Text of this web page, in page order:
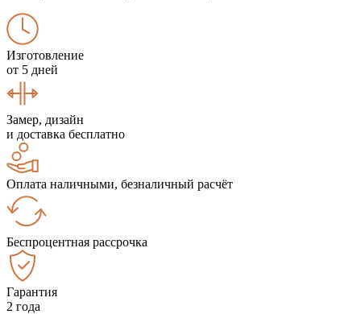
Изготовление
от 5 дней
Замер, дизайн
и доставка бесплатно
Оплата наличными, безналичный расчёт
Беспроцентная рассрочка
Гарантия
2 года